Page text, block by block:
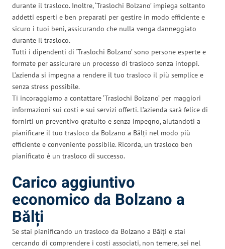
durante il trasloco. Inoltre, ‘Traslochi Bolzano’ impiega soltanto
addetti esperti e ben preparati per gestire in modo efficiente e
sicuro i tuoi beni, assicurando che nulla venga danneggiato
durante il trasloco.
Tutti i dipendenti di ‘Traslochi Bolzano’ sono persone esperte e
formate per assicurare un processo di trasloco senza intoppi.
L’azienda si impegna a rendere il tuo trasloco il più semplice e
senza stress possibile.
Ti incoraggiamo a contattare ‘Traslochi Bolzano’ per maggiori
informazioni sui costi e sui servizi offerti. L’azienda sarà felice di
fornirti un preventivo gratuito e senza impegno, aiutandoti a
pianificare il tuo trasloco da Bolzano a Bălți nel modo più
efficiente e conveniente possibile. Ricorda, un trasloco ben
pianificato è un trasloco di successo.
Carico aggiuntivo
economico da Bolzano a
Bălți
Se stai pianificando un trasloco da Bolzano a Bălți e stai
cercando di comprendere i costi associati, non temere, sei nel